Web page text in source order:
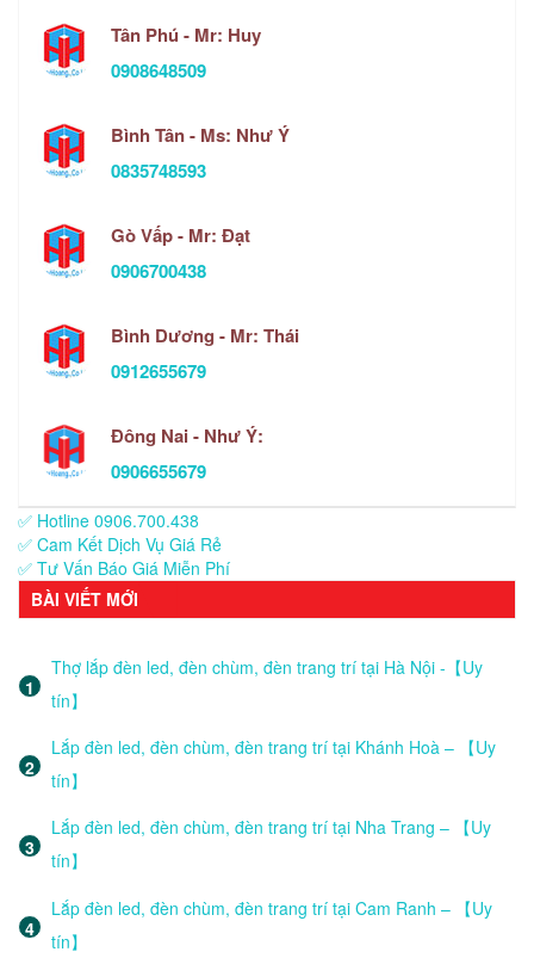
Tân Phú - Mr: Huy
0908648509
Bình Tân - Ms: Như Ý
0835748593
Gò Vấp - Mr: Đạt
0906700438
Bình Dương - Mr: Thái
0912655679
Đông Nai - Như Ý:
0906655679
✅ Hotline 0906.700.438
✅ Cam Kết Dịch Vụ Giá Rẻ
✅ Tư Vấn Báo Giá Miễn Phí
BÀI VIẾT MỚI
Thợ lắp đèn led, đèn chùm, đèn trang trí tại Hà Nội -【Uy
tín】
Lắp đèn led, đèn chùm, đèn trang trí tại Khánh Hoà – 【Uy
tín】
Lắp đèn led, đèn chùm, đèn trang trí tại Nha Trang – 【Uy
tín】
Lắp đèn led, đèn chùm, đèn trang trí tại Cam Ranh – 【Uy
tín】